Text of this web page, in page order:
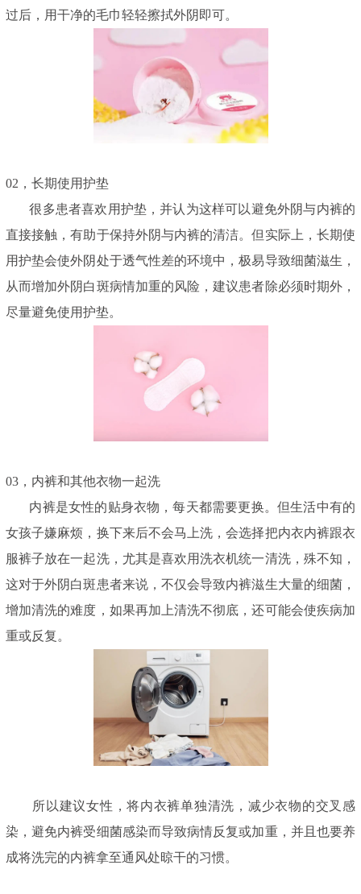
过后，用干净的毛巾轻轻擦拭外阴即可。
02， 长期使用护垫
很多患者喜欢用护垫，并认为这样可以避免外阴与内裤的
直接接触，有助于保持外阴与内裤的清洁。但实际上，长期使
用护垫会使外阴处于透气性差的环境中，极易导致细菌滋生，
从而增加外阴白斑病情加重的风险，建议患者除必须时期外，
尽量避免使用护垫。
03， 内裤和其他衣物一起洗
内裤是女性的贴身衣物，每天都需要更换。但生活中有的
女孩子嫌麻烦，换下来后不会马上洗，会选择把内衣内裤跟衣
服裤子放在一起洗，尤其是喜欢用洗衣机统一清洗，殊不知，
这对于外阴白斑患者来说，不仅会导致内裤滋生大量的细菌，
增加清洗的难度，如果再加上清洗不彻底，还可能会使疾病加
重或反复。
所以建议女性，将内衣裤单独清洗，减少衣物的交叉感
染，避免内裤受细菌感染而导致病情反复或加重，并且也要养
成将洗完的内裤拿至通风处晾干的习惯。